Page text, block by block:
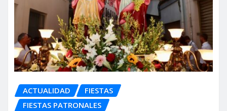
ACTUALIDAD
FIESTAS
FIESTAS PATRONALES